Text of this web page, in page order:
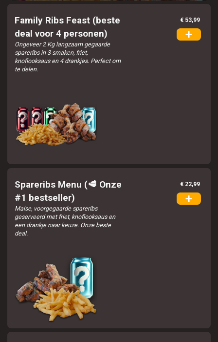
Family Ribs Feast (beste
deal voor 4 personen)
Ongeveer 2 Kg langzaam gegaarde
spareribs in 3 smaken, friet,
knoflooksaus en 4 drankjes. Perfect om
te delen.
€ 53,99
+
Spareribs Menu (🥩 Onze
#1 bestseller)
Malse, voorgegaarde spareribs
geserveerd met friet, knoflooksaus en
een drankje naar keuze. Onze beste
deal.
€ 22,99
+